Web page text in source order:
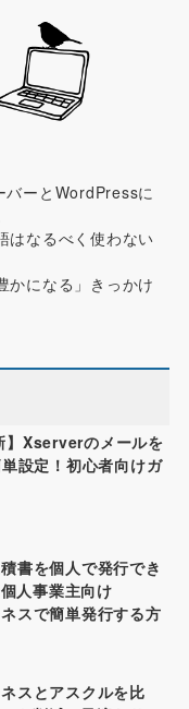
ーとWordPressに
はなるべく使わない
かになる」きっかけ
】Xserverのメールを
設定！初心者向けガ
書を個人で発行でき
人事業主向け
スで簡単発行する方
スとアスクルを比